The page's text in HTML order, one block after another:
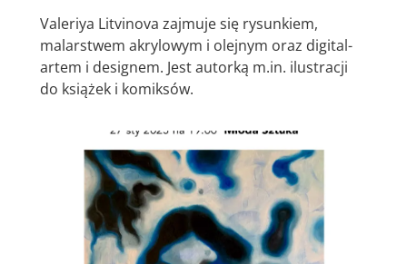
Valeriya Litvinova zajmuje się rysunkiem,
malarstwem akrylowym i olejnym oraz digital-
artem i designem. Jest autorką m.in. ilustracji
do książek i komiksów.